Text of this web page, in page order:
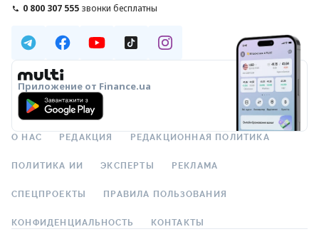
0 800 307 555 звонки бесплатны
Приложение от Finance.ua
О НАС РЕДАКЦИЯ РЕДАКЦИОННАЯ ПОЛИТИКА
ПОЛИТИКА ИИ ЭКСПЕРТЫ РЕКЛАМА
СПЕЦПРОЕКТЫ ПРАВИЛА ПОЛЬЗОВАНИЯ
КОНФИДЕНЦИАЛЬНОСТЬ КОНТАКТЫ